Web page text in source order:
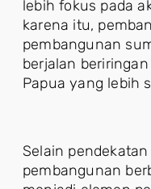
lebih fokus pada
karena itu,
pembangunan
berjalan
Papua yang lebih
Selain
pembangunan